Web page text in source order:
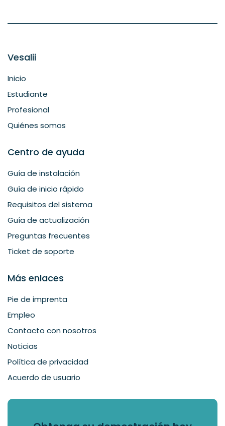
Vesalii
Inicio
Estudiante
Profesional
Quiénes somos
Centro de ayuda
Guía de instalación
Guía de inicio rápido
Requisitos del sistema
Guía de actualización
Preguntas frecuentes
Ticket de soporte
Más enlaces
Pie de imprenta
Empleo
Contacto con nosotros
Noticias
Política de privacidad
Acuerdo de usuario